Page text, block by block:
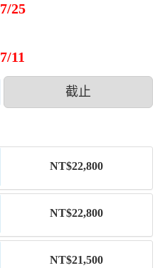
25
11
截止
NT$22,800
NT$22,800
NT$21,500